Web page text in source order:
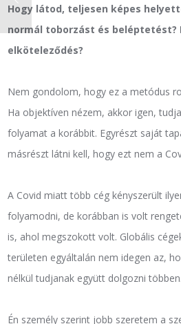
Hogy látod, teljesen képes
normál toborzást és beléptetést?
elköteleződés?
Nem gondolom, hogy ez a metódus
Ha objektíven nézem, akkor igen,
folyamat a korábbit. Egyrészt saját
másrészt látni kell, hogy ezt nem a
A Covid miatt több cég kényszerült
folyamodni, de korábban is volt
is, ahol megszokott volt. Globális
területen egyáltalán nem idegen az,
nélkül tudjanak együtt dolgozni többen.
Én személy szerint jobb szeretem a